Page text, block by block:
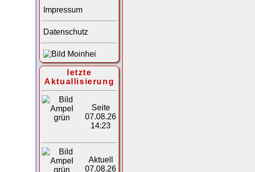
Impressum
Datenschutz
letzte
Aktuallisierung
Seite
07.08.26
14:23
Aktuell
07.08.26